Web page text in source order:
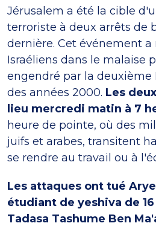
Jérusalem a été la cible
terroriste à deux arrêts de
dernière. Cet événement a
Israéliens dans le malaise
engendré par la
des années 2000. Les
lieu mercredi matin à 7
heure de pointe, où des
juifs et arabes, transitent
se rendre au travail ou à
Les attaques ont tué
étudiant de yeshiva de
Tadasa Tashume Ben